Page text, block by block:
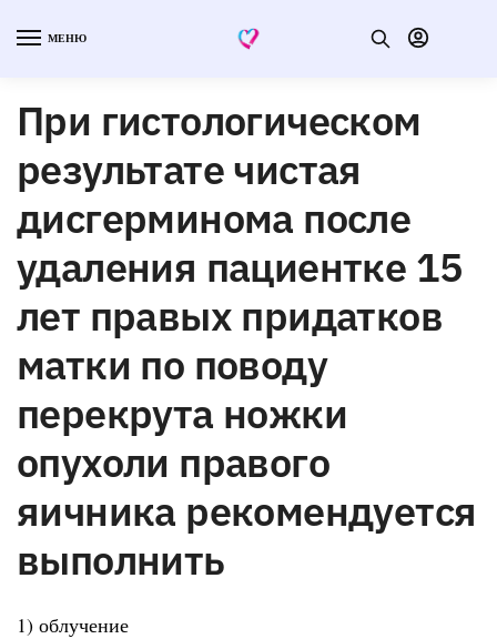
МЕНЮ
При гистологическом
результате чистая
дисгерминома после
удаления пациентке 15
лет правых придатков
матки по поводу
перекрута ножки
опухоли правого
яичника рекомендуется
выполнить
1) облучение